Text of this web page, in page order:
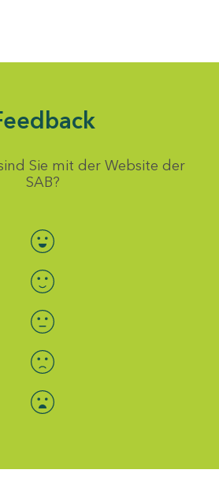
Sie mit der Website der
SAB?
Bewertung auswählen